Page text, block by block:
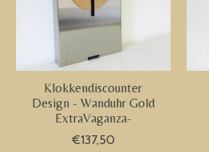
Klokkendiscounter
Design - Wanduhr Gold
ExtraVaganza-
€137,50